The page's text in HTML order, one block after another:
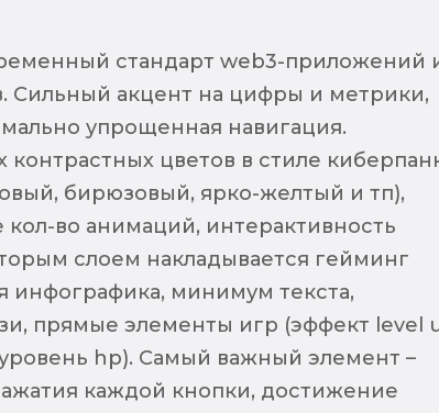
стандарт web3-приложений
Сильный акцент на цифры и метрики,
упрощенная навигация.
контрастных цветов в стиле
бирюзовый, ярко-желтый и тп),
во анимаций, интерактивность
слоем накладывается гейминг
инфографика, минимум текста,
прямые элементы игр (эффект level
hp). Самый важный элемент –
каждой кнопки, достижение